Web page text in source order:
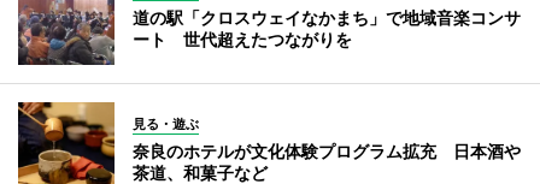
道の駅「クロスウェイなかまち」で地域音楽コンサ
ート 世代超えたつながりを
見る・遊ぶ
奈良のホテルが文化体験プログラム拡充 日本酒や
茶道、和菓子など